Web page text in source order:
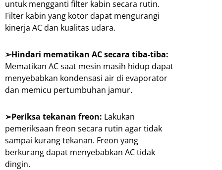
untuk mengganti filter kabin secara rutin.
Filter kabin yang kotor dapat mengurangi
kinerja AC dan kualitas udara.
➢Hindari mematikan AC secara tiba-tiba:
Mematikan AC saat mesin masih hidup dapat
menyebabkan kondensasi air di evaporator
dan memicu pertumbuhan jamur.
➢Periksa tekanan freon: Lakukan
pemeriksaan freon secara rutin agar tidak
sampai kurang tekanan. Freon yang
berkurang dapat menyebabkan AC tidak
dingin.